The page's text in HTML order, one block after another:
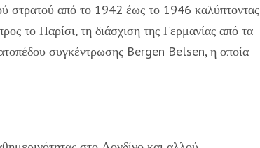
στρατού από το 1942 έως το 1946 καλύπτοντας
το Παρίσι, τη διάσχιση της Γερμανίας από τα
συγκέντρωσης Bergen Belsen, η οποία